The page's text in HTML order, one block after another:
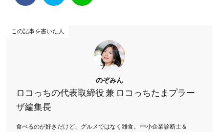
この記事を書いた人
のぞみん
ロコっちの代表取締役 兼 ロコっちたまプラー
ザ編集長
食べるのが好きだけど、グルメではなく雑食。 中小企業診断士＆